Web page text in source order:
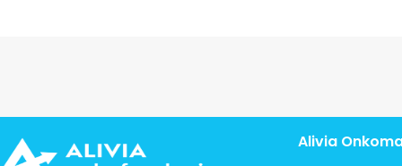
Alivia